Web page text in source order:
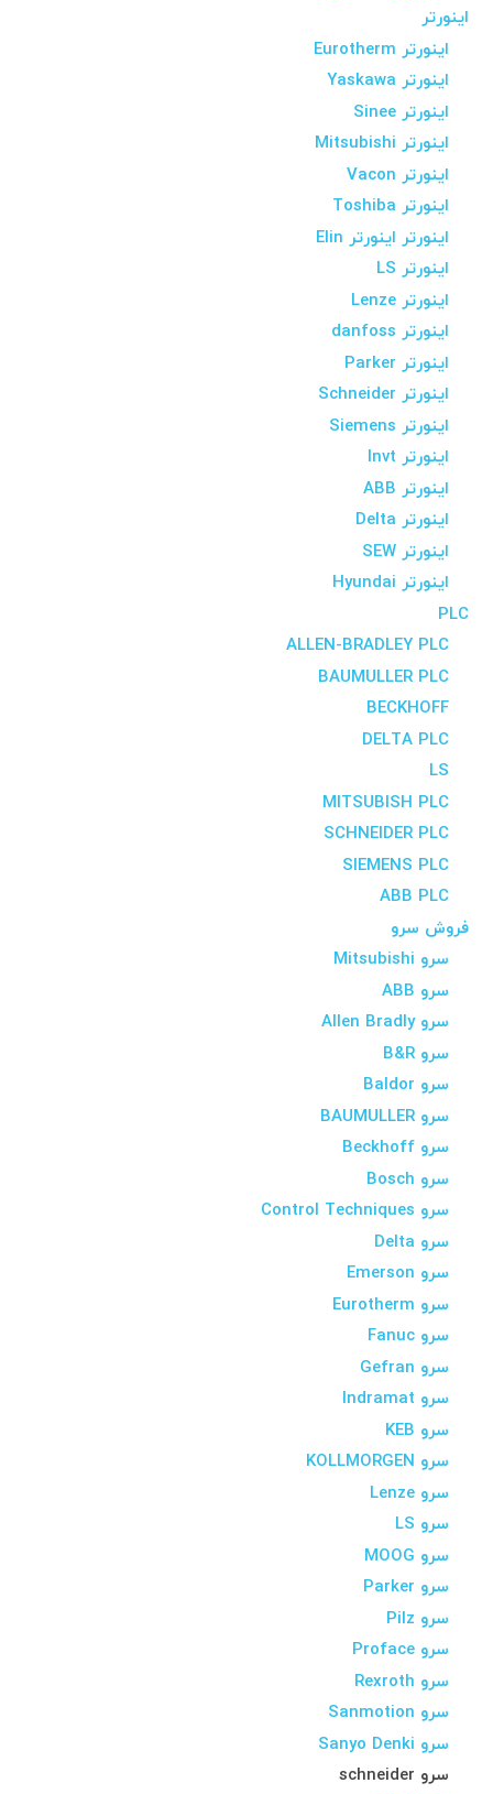
اینورتر
اینورتر Eurotherm
اینورتر Yaskawa
اینورتر Sinee
اینورتر Mitsubishi
اینورتر Vacon
اینورتر Toshiba
اینورتر اینورتر Elin
اینورتر LS
اینورتر Lenze
اینورتر danfoss
اینورتر Parker
اینورتر Schneider
اینورتر Siemens
اینورتر Invt
اینورتر ABB
اینورتر Delta
اینورتر SEW
اینورتر Hyundai
PLC
ALLEN-BRADLEY PLC
BAUMULLER PLC
BECKHOFF
DELTA PLC
LS
MITSUBISH PLC
SCHNEIDER PLC
SIEMENS PLC
ABB PLC
فروش سرو
سرو Mitsubishi
سرو ABB
سرو Allen Bradly
سرو B&R
سرو Baldor
سرو BAUMULLER
سرو Beckhoff
سرو Bosch
سرو Control Techniques
سرو Delta
سرو Emerson
سرو Eurotherm
سرو Fanuc
سرو Gefran
سرو Indramat
سرو KEB
سرو KOLLMORGEN
سرو Lenze
سرو LS
سرو MOOG
سرو Parker
سرو Pilz
سرو Proface
سرو Rexroth
سرو Sanmotion
سرو Sanyo Denki
سرو schneider